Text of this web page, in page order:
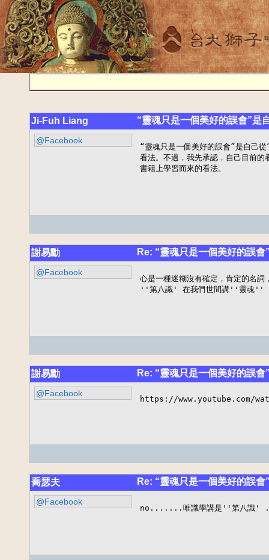
Ji-Fuh Liang “靈魂只是一個美好的誤會”是
@Facebook
“靈魂只是一個美好的誤會”是自己
看法。不過，我先承認，自己目前
書籍上學習而來的看法。
謝易勳 Re: “靈魂只是一個美好的誤
@Facebook
心是一種迷糊沒有確定，肯定的
''第八識' 在我們世間講''靈魂''
謝易勳 Re: “靈魂只是一個美好的誤
@Facebook
https://www.youtube.com/
喬瑟夫 Re: “靈魂只是一個美好的誤
@Facebook
no.......唯識學講是''第八識'